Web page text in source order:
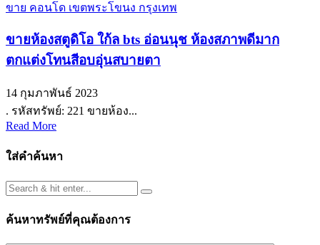
ขาย คอนโด เขตพระโขนง กรุงเทพ
ขายห้องสตูดิโอ ใก้ล bts อ่อนนุช ห้องสภาพดีมาก
ตกแต่งโทนสีอบอุ่นสบายตา
14 กุมภาพันธ์ 2023
. รหัสทรัพย์: 221 ขายห้อง...
Read More
ใส่คำค้นหา
ค้นหาทรัพย์ที่คุณต้องการ